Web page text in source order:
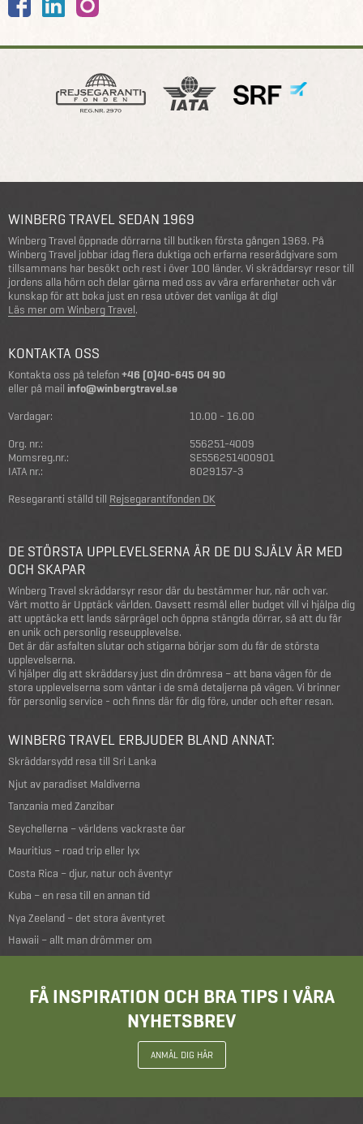
WINBERG TRAVEL SEDAN 1969
Winberg Travel öppnade dörrarna till butiken första gången 1969. På
Winberg Travel jobbar idag flera duktiga och erfarna reserådgivare som
tillsammans har besökt och rest i över 100 länder. Vi skräddarsyr resor till
jordens alla hörn och delar gärna med oss av våra erfarenheter och vår
kunskap för att boka just en resa utöver det vanliga åt dig!
Läs mer om Winberg Travel.
KONTAKTA OSS
Kontakta oss på telefon+46 (0)40-645 04 90
eller på mail info@winbergtravel.se
Vardagar:
10.00 - 16.00
Org. nr.:
556251-4009
Momsreg.nr.:
SE556251400901
IATA nr.:
8029157-3
Resegaranti ställd till Rejsegarantifonden DK
DE STÖRSTA UPPLEVELSERNA ÄR DE DU SJÄLV ÄR MED
OCH SKAPAR
Winberg Travel skräddarsyr resor där du bestämmer hur, när och var.
Vårt motto är Upptäck världen. Oavsett resmål eller budget vill vi hjälpa dig
att upptäcka ett lands särprägel och öppna stängda dörrar, så att du får
en unik och personlig reseupplevelse.
Det är där asfalten slutar och stigarna börjar som du får de största
upplevelserna.
Vi hjälper dig att skräddarsy just din drömresa – att bana vägen för de
stora upplevelserna som väntar i de små detaljerna på vägen. Vi brinner
för personlig service - och finns där för dig före, under och efter resan.
WINBERG TRAVEL ERBJUDER BLAND ANNAT:
Skräddarsydd resa till Sri Lanka
Njut av paradiset Maldiverna
Tanzania med Zanzibar
Seychellerna – världens vackraste öar
Mauritius – road trip eller lyx
Costa Rica – djur, natur och äventyr
Kuba – en resa till en annan tid
Nya Zeeland – det stora äventyret
Hawaii – allt man drömmer om
FÅ INSPIRATION OCH BRA TIPS I VÅRA
NYHETSBREV
ANMÄL DIG HÄR